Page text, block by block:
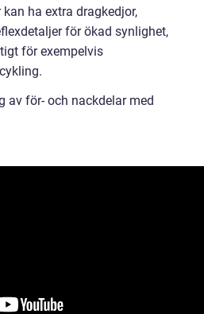
ha extra dragkedjor,
för ökad synlighet,
för exempelvis
av för- och nackdelar med